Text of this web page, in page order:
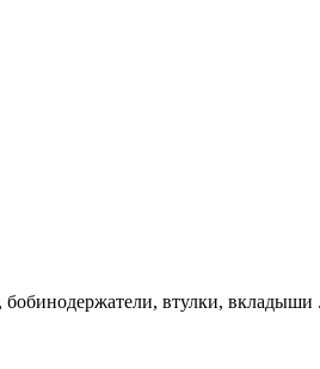
втулки, вкладыши